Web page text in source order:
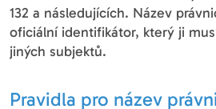
132 a následujících. Název
oficiální identifikátor, který ji
jiných subjektů.
Pravidla pro název